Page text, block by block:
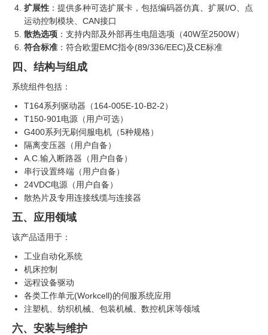
扩展性 ：提供多种可选扩展卡，包括编码器仿真、扩展I/O、点
运动控制模块、CAN接口
散热选项 ：支持内部及外部再生电阻选项（40W至2500W）
符合标准 ：符合欧盟EMC指令(89/336/EEC)及CE标准
四、结构与组成
系统组件包括：
T164系列驱动器（164-005E-10-B2-2）
T150-901电源（用户可选）
G400系列无刷伺服电机（5种规格）
隔离变压器（用户自备）
A.C.输入断路器（用户自备）
串行设置终端（用户自备）
24VDC电源（用户自备）
散热片及专用连接线缆与连接器
五、应用领域
该产品适用于：
工业自动化系统
机床控制
远程设备驱动
各类工作单元(Workcell)的伺服系统应用
注塑机、纺织机械、包装机械、数控机床等领域
六、安装与维护